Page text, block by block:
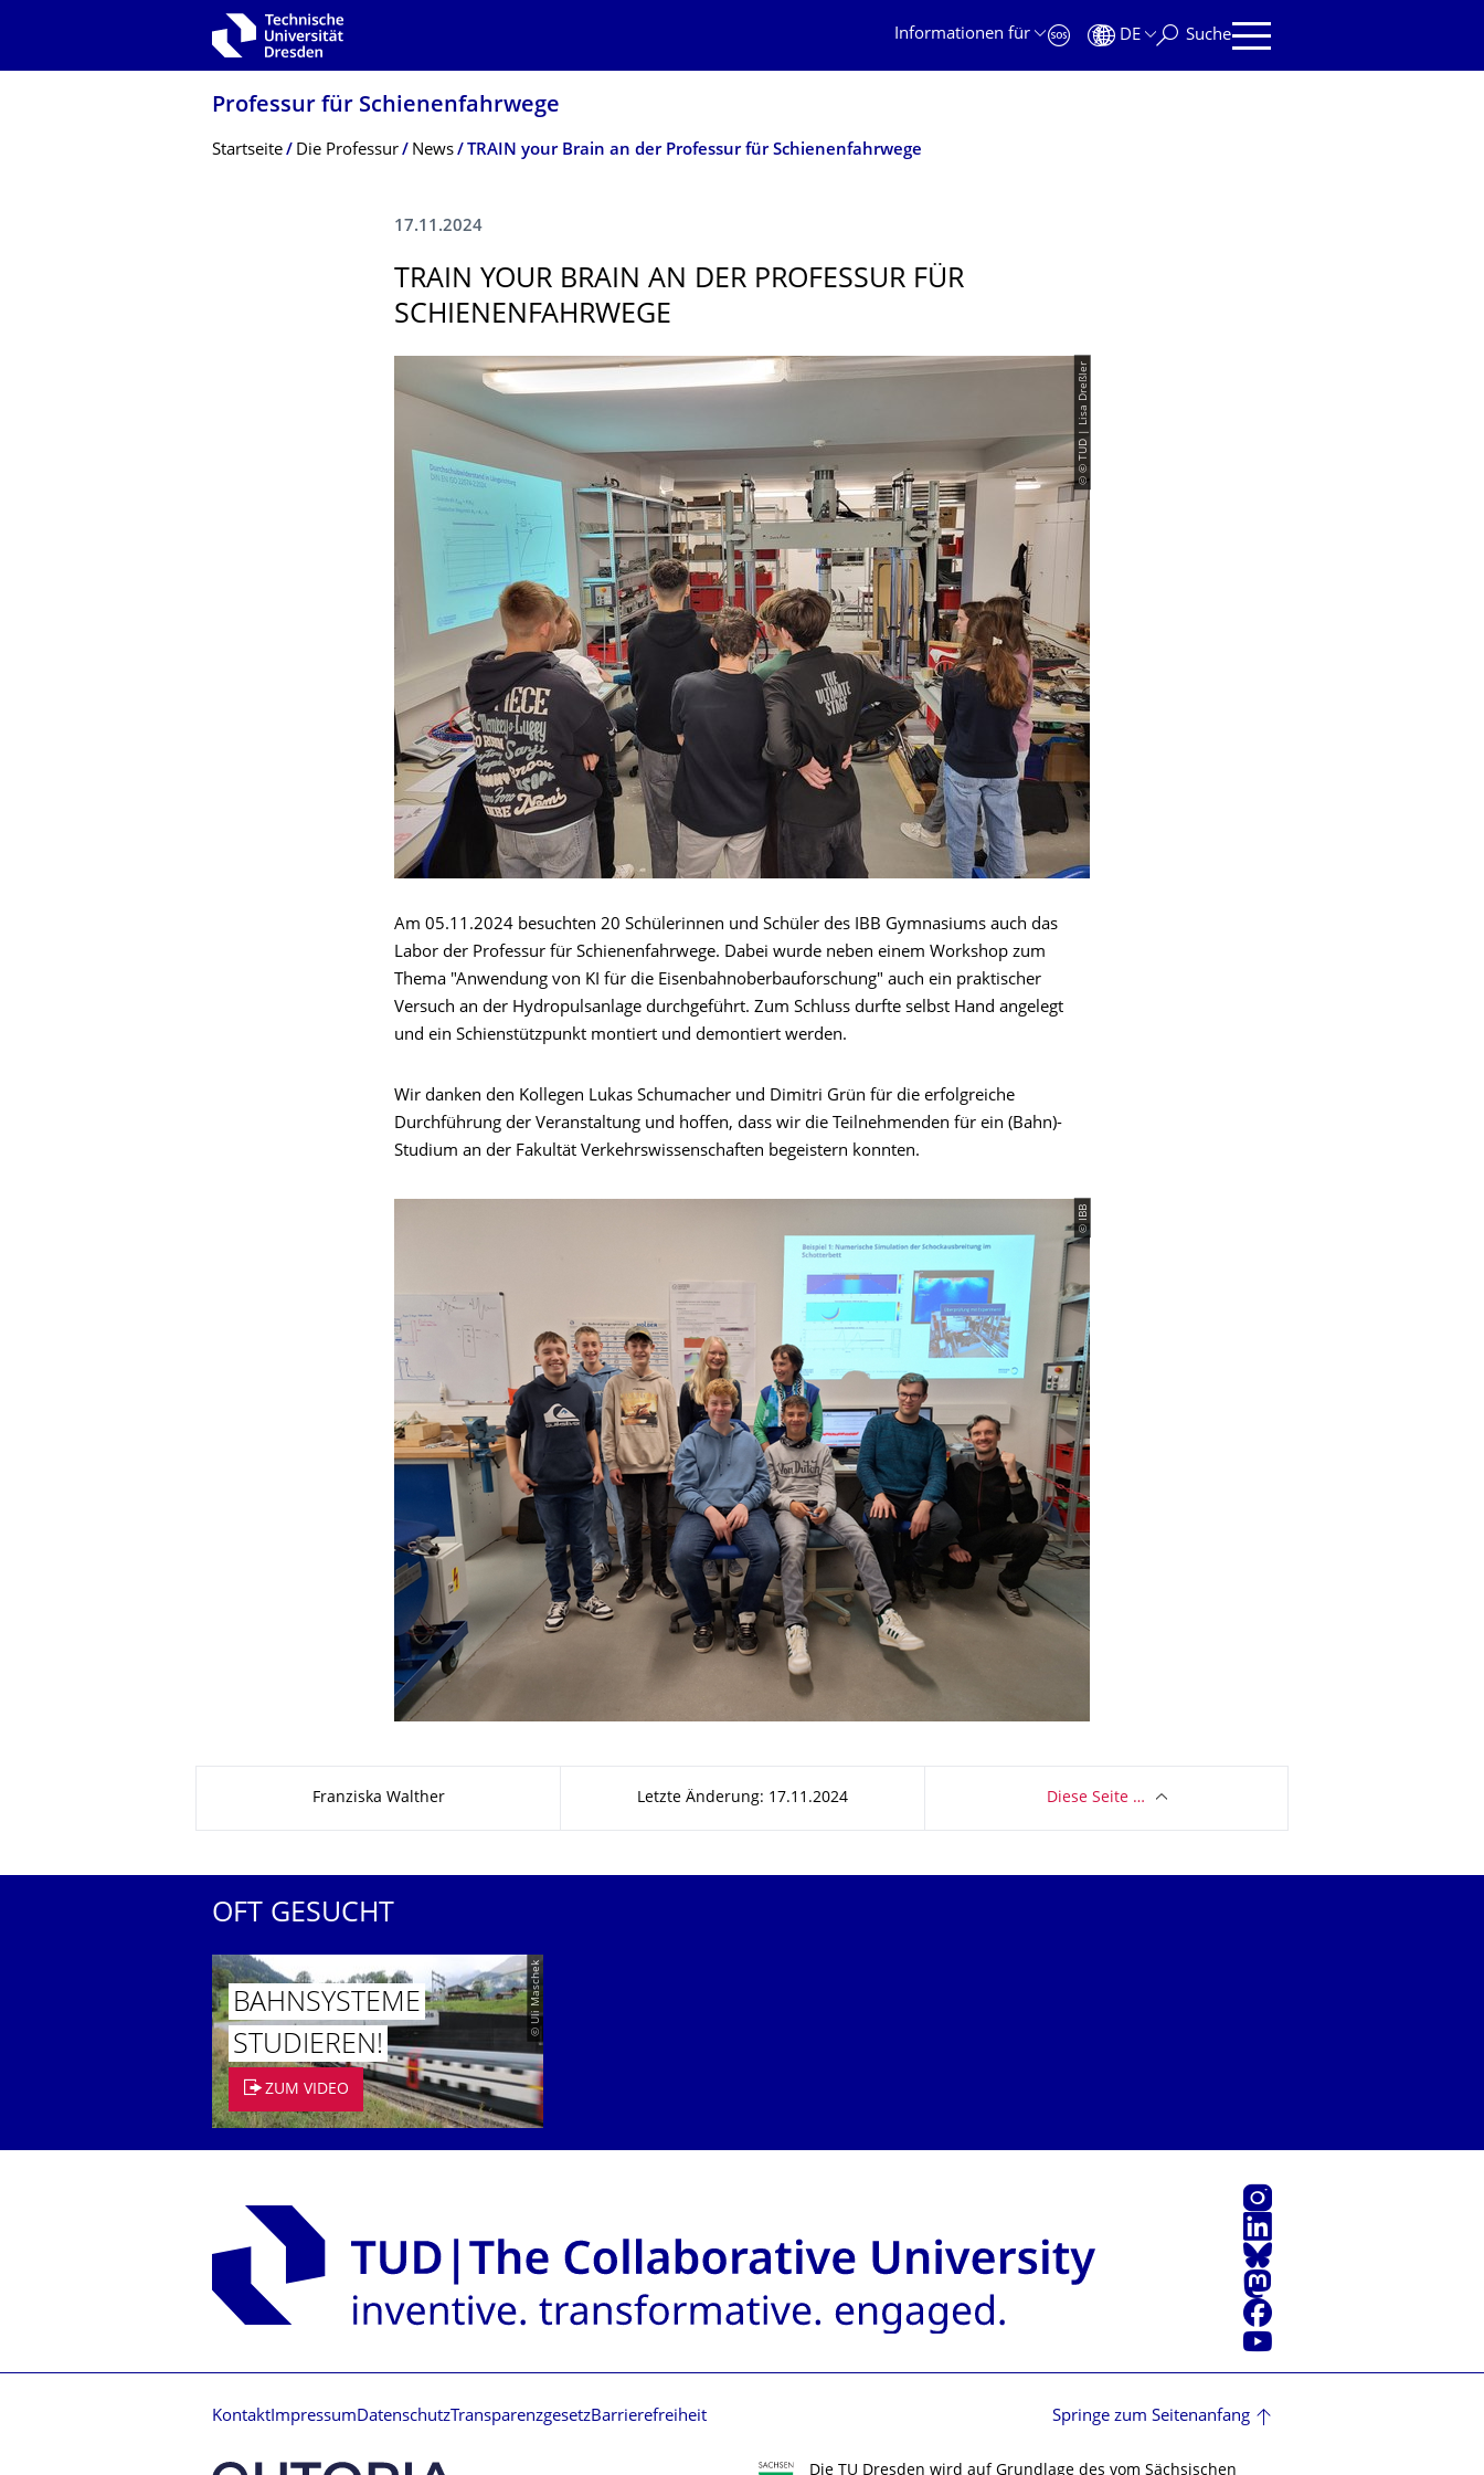
Zur Hauptnavigation springen
Informationen für
DE Suche
Professur für Schienenfahrwege
Breadcrumb-Menü
Startseite Die Professur News TRAIN your Brain an der Professur für Schienenfahrwege
17.11.2024
TRAIN YOUR BRAIN AN DER PROFESSUR FÜR
SCHIENENFAHRWE­GE
© © TUD | Lisa Dreßler
Am 05.11.2024 besuchten 20 Schülerinnen und Schüler des IBB Gymnasiums auch das
Labor der Professur für Schienenfahrwege. Dabei wurde neben einem Workshop zum
Thema "Anwendung von KI für die Eisenbahnoberbauforschung" auch ein praktischer
Versuch an der Hydropulsanlage durchgeführt. Zum Schluss durfte selbst Hand angelegt
und ein Schienstützpunkt montiert und demontiert werden.
Wir danken den Kollegen Lukas Schumacher und Dimitri Grün für die erfolgreiche
Durchführung der Veranstaltung und hoffen, dass wir die Teilnehmenden für ein (Bahn)-
Studium an der Fakultät Verkehrswissenschaften begeistern konnten.
© IBB
Franziska Walther Letzte Änderung: 17.11.2024 Diese Seite …
OFT GESUCHT
© Uli Maschek
BAHNSYSTEME
STUDIEREN!
ZUM VIDEO
Instagram
LinkedIn
Bluesky
Mastodon
Facebook
Youtube
KontaktImpressumDatenschutz TransparenzgesetzBarrierefreiheit Springe zum Seitenanfang
Die TU Dresden wird auf Grundlage des vom Sächsischen